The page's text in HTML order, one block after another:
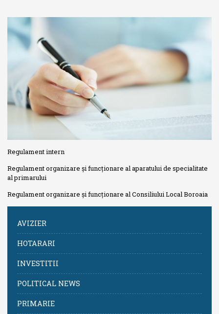
Regulament intern
Regulament organizare și funcționare al aparatului de specialitate
al primarului
Regulament organizare și funcționare al Consiliului Local Boroaia
AVIZIER
HOTARARI
INVESTITII
POLITICAL NEWS
PRIMARIE